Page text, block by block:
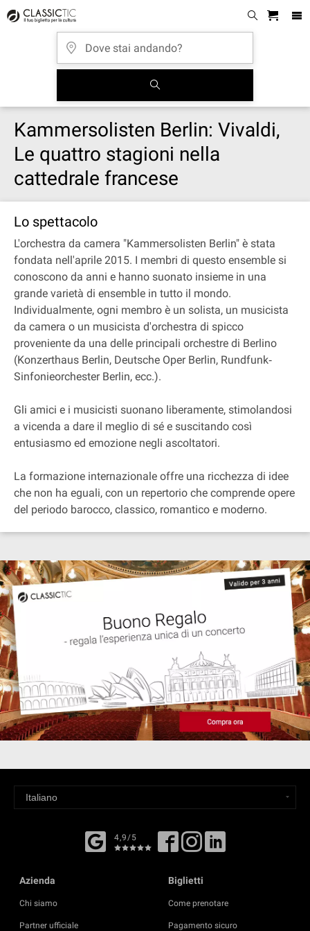
Kammersolisten Berlin: Vivaldi,
Le quattro stagioni nella
cattedrale francese
Lo spettacolo
L'orchestra da camera "Kammersolisten Berlin" è stata
fondata nell'aprile 2015. I membri di questo ensemble si
conoscono da anni e hanno suonato insieme in una
grande varietà di ensemble in tutto il mondo.
Individualmente, ogni membro è un solista, un musicista
da camera o un musicista d'orchestra di spicco
proveniente da una delle principali orchestre di Berlino
(Konzerthaus Berlin, Deutsche Oper Berlin, Rundfunk‐
Sinfonieorchester Berlin, ecc.).
Gli amici e i musicisti suonano liberamente, stimolandosi
a vicenda a dare il meglio di sé e suscitando così
entusiasmo ed emozione negli ascoltatori.
La formazione internazionale offre una ricchezza di idee
che non ha eguali, con un repertorio che comprende opere
del periodo barocco, classico, romantico e moderno.
4,9/5
Azienda
Chi siamo
Partner ufficiale
Biglietti
Come prenotare
Pagamento sicuro